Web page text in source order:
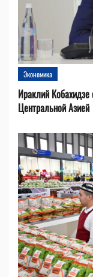
Экономика
Ираклий Кобахидзе
Центральной Азией